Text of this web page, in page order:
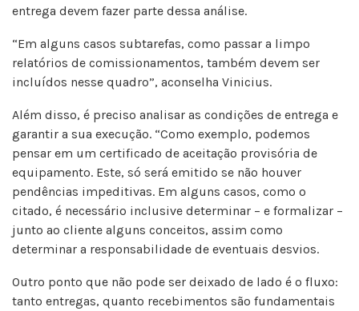
entrega devem fazer parte dessa análise.
“Em alguns casos subtarefas, como passar a limpo
relatórios de comissionamentos, também devem ser
incluídos nesse quadro”, aconselha Vinicius.
Além disso, é preciso analisar as condições de entrega e
garantir a sua execução. “Como exemplo, podemos
pensar em um certificado de aceitação provisória de
equipamento. Este, só será emitido se não houver
pendências impeditivas. Em alguns casos, como o
citado, é necessário inclusive determinar – e formalizar –
junto ao cliente alguns conceitos, assim como
determinar a responsabilidade de eventuais desvios.
Outro ponto que não pode ser deixado de lado é o fluxo:
tanto entregas, quanto recebimentos são fundamentais